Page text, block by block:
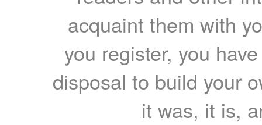
acquaint them with
you register, you
disposal to build your
it was, it is,